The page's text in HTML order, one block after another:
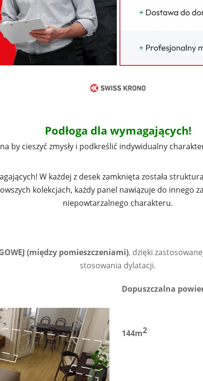
Podłoga dla wymagających!
by cieszyć zmysły i podkreślić indywidualny
W każdej z desek zamknięta została
kolekcjach, każdy panel nawiązuje do innego
niepowtarzalnego charakteru.
(między pomieszczeniami), dzięki
stosowania dylatacji.
Dopuszczalna
144m2